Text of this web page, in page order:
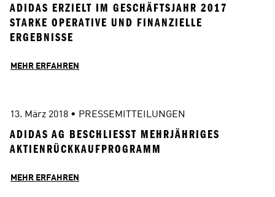
ADIDAS ERZIELT IM GESCHÄFTSJAHR 2017
STARKE OPERATIVE UND FINANZIELLE
ERGEBNISSE
MEHR ERFAHREN
13. März 2018 • PRESSEMITTEILUNGEN
ADIDAS AG BESCHLIESST MEHRJÄHRIGES A
KTIENRÜCKKAUFPROGRAMM
MEHR ERFAHREN